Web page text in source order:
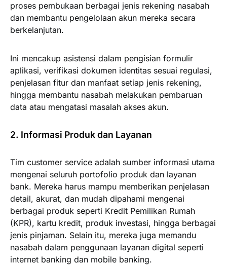
proses pembukaan berbagai jenis rekening nasabah
dan membantu pengelolaan akun mereka secara
berkelanjutan.
Ini mencakup asistensi dalam pengisian formulir
aplikasi, verifikasi dokumen identitas sesuai regulasi,
penjelasan fitur dan manfaat setiap jenis rekening,
hingga membantu nasabah melakukan pembaruan
data atau mengatasi masalah akses akun.
2. Informasi Produk dan Layanan
Tim customer service adalah sumber informasi utama
mengenai seluruh portofolio produk dan layanan
bank. Mereka harus mampu memberikan penjelasan
detail, akurat, dan mudah dipahami mengenai
berbagai produk seperti Kredit Pemilikan Rumah
(KPR), kartu kredit, produk investasi, hingga berbagai
jenis pinjaman. Selain itu, mereka juga memandu
nasabah dalam penggunaan layanan digital seperti
internet banking dan mobile banking.